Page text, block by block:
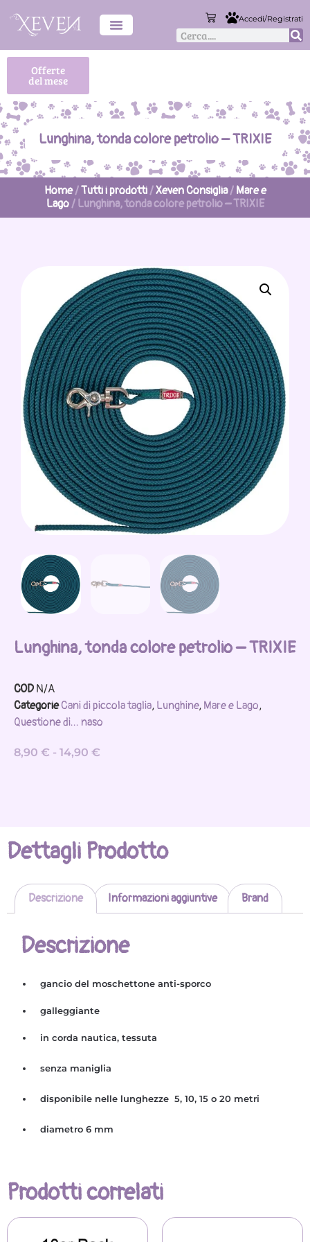
Accedi/Registrati
Offerte
del mese
Lunghina, tonda colore petrolio – TRIXIE
Home/Tutti i prodotti/Xeven Consiglia/ Mare e
Lago/ Lunghina, tonda colore petrolio – TRIXIE
Lunghina, tonda colore petrolio – TRIXIE
COD N/A
Categorie Cani di piccola taglia, Lunghine, Mare e Lago,
Questione di... naso
8,90 € - 14,90 €
Dettagli Prodotto
Descrizione Informazioni aggiuntive Brand
Descrizione
gancio del moschettone anti-sporco
galleggiante
in corda nautica, tessuta
senza maniglia
disponibile nelle lunghezze 5, 10, 15 o 20 metri
diametro 6 mm
Prodotti correlati